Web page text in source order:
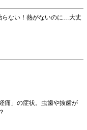
らない！熱がないのに…大丈
痛」の症状。虫歯や抜歯が